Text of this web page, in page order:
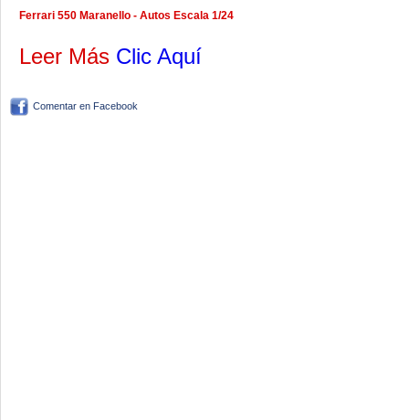
Ferrari 550 Maranello - Autos Escala 1/24
Leer Más Clic Aquí
Comentar en Facebook